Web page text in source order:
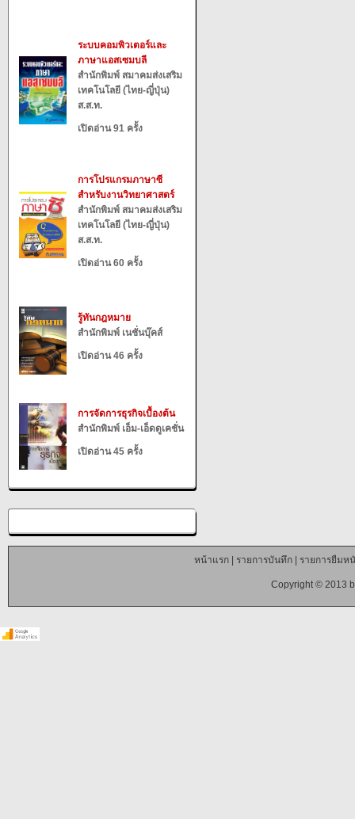
ระบบคอมพิวเตอร์และ
ภาษาแอสเซมบลี
สำนักพิมพ์ สมาคมส่งเสริม
เทคโนโลยี (ไทย-ญี่ปุ่น)
ส.ส.ท.
เปิดอ่าน 91 ครั้ง
การโปรแกรมภาษาซี
สำหรับงานวิทยาศาสตร์
สำนักพิมพ์ สมาคมส่งเสริม
เทคโนโลยี (ไทย-ญี่ปุ่น)
ส.ส.ท.
เปิดอ่าน 60 ครั้ง
รู้ทันกฎหมาย
สำนักพิมพ์ เนชั่นบุ๊คส์
เปิดอ่าน 46 ครั้ง
การจัดการธุรกิจเบื้องต้น
สำนักพิมพ์ เอ็ม-เอ็ดดูเคชั่น
เปิดอ่าน 45 ครั้ง
หน้าแรก| รายการบันทึก| รายการยืมห
Copyright © 2013